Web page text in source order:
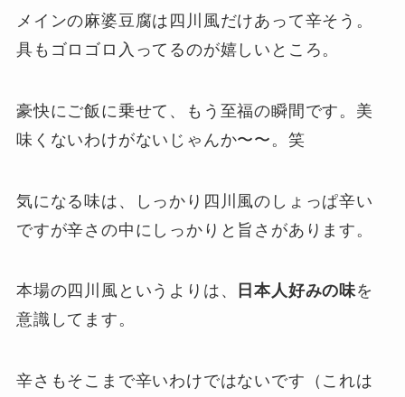
メインの麻婆豆腐は四川風だけあって辛そう。
具もゴロゴロ入ってるのが嬉しいところ。
豪快にご飯に乗せて、もう至福の瞬間です。美
味くないわけがないじゃんか〜〜。笑
気になる味は、しっかり四川風のしょっぱ辛い
ですが辛さの中にしっかりと旨さがあります。
本場の四川風というよりは、 日本人好みの味を
意識してます。
辛さもそこまで辛いわけではないです（これは